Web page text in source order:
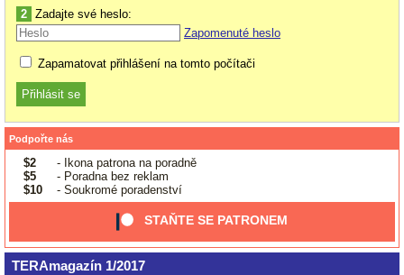
2 Zadajte své heslo:
Zapomenuté heslo
Zapamatovat přihlášení na tomto počítači
Podpořte nás
$2
- Ikona patrona na poradně
$5
- Poradna bez reklam
$10
- Soukromé poradenství
STAŇTE SE PATRONEM
TERAmagazín 1/2017